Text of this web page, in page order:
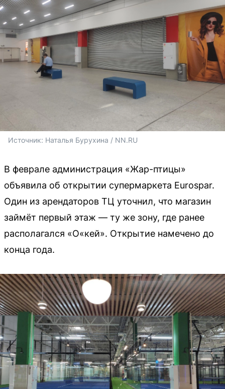
Источник: Наталья Бурухина / NN.RU
В феврале администрация «Жар-птицы»
объявила об открытии супермаркета Eurospar.
Один из арендаторов ТЦ уточнил, что магазин
займёт первый этаж — ту же зону, где ранее
располагался «О«кей». Открытие намечено до
конца года.